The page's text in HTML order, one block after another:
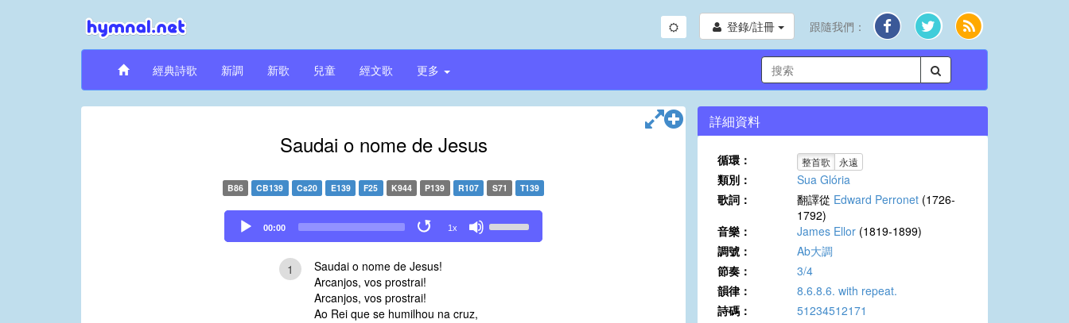
登錄/註冊 跟隨我們：
經典詩歌 新調 新歌 兒童 經文歌 更多
Saudai o nome de Jesus
B86 CB139 Cs20 E139 F25 K944 P139 R107 S71 T139
Audio
Player
00:00 1x
Up/Down
1
Saudai o nome de Jesus!
Arcanjos, vos prostrai!
Arcanjos, vos prostrai!
Ao Rei que se humilhou na cruz,
詳細資料
循環： 整首歌 永遠
類別：
Sua Glória
歌詞：
翻譯從 Edward Perronet (1726-
1792)
音樂：
James Ellor (1819-1899)
調號：
Ab大調
節奏：
3/4
韻律：
8.6.8.6. with repeat.
詩碼：
51234512171